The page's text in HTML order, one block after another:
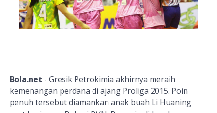
Bola.net - Gresik Petrokimia akhirnya meraih
kemenangan perdana di ajang Proliga 2015. Poin
penuh tersebut diamankan anak buah Li Huaning